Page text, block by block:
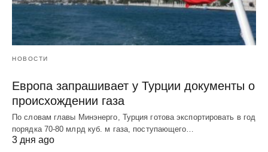
НОВОСТИ
Европа запрашивает у Турции документы о
происхождении газа
По словам главы Минэнерго, Турция готова экспортировать в год
порядка 70-80 млрд куб. м газа, поступающего…
3 дня ago